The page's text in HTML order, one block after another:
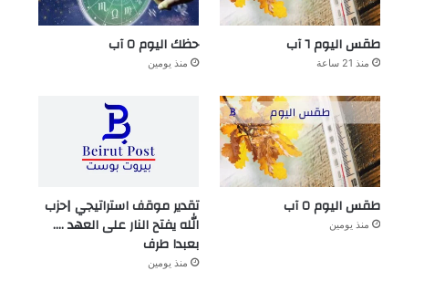
طقس اليوم ٦ آب
منذ 21 ساعة
حظك اليوم ٥ آب
منذ يومين
طقس اليوم ٥ آب
منذ يومين
تقدير موقف استراتيجي |حزب
الله يفتح النار على العهد ….
بعبدا طرف
منذ يومين